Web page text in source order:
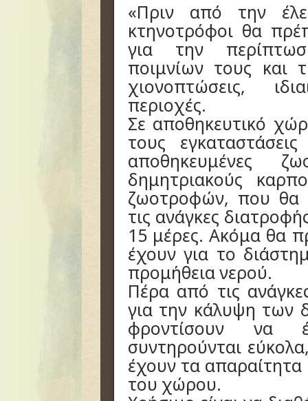
«Πριν από την
κτηνοτρόφοι θα
για την
ποιμνίων τους και
χιονοπτώσεις,
περιοχές.
Σε αποθηκευτικό
τους
αποθηκευμένες
δημητριακούς
ζωοτροφών, που θα
τις ανάγκες
15 μέρες. Ακόμα θα
έχουν για το
προμήθεια νερού.
Πέρα από τις
για την κάλυψη των
φροντίσουν να
συντηρούνται
έχουν τα απαραίτητα
του χώρου.